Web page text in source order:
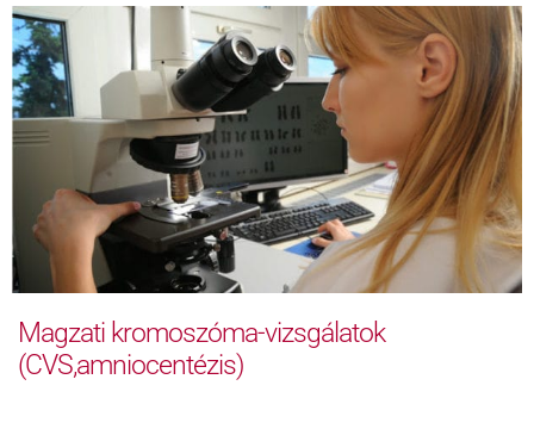
Magzati kromoszóma-vizsgálatok
(CVS,amniocentézis)